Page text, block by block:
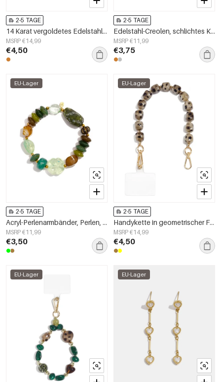
2-5 TAGE
14 Karat vergoldetes Edelstahl-Charm-Armband mit Schleife, schlichte Alltags-Serie, Damenschmuck
MSRP €14,99
€4,50
2-5 TAGE
Edelstahl-Creolen, schlichtes Kreuz, schlichte Serie, Damenschmuck
MSRP €11,99
€3,75
EU-Lager
2-5 TAGE
Acryl-Perlenarmbänder, Perlen, Lässige, schlichte Serie, Damenschmuck
MSRP €11,99
€3,50
EU-Lager
2-5 TAGE
Handykette in geometrischer Form, schlichtes Acryl, Alltagsaccessoire
MSRP €14,99
€4,50
EU-Lager EU-Lager